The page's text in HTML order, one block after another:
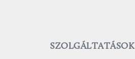
SZOLGÁLTATÁSOK